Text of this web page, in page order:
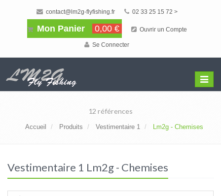
contact@lm2g-flyfishing.fr 02 33 25 15 72 >
Mon Panier 0,00 € Ouvrir un Compte
Se Connecter
Menu
12 références
Accueil Produits Vestimentaire 1 Lm2g - Chemises
Vestimentaire 1 Lm2g - Chemises